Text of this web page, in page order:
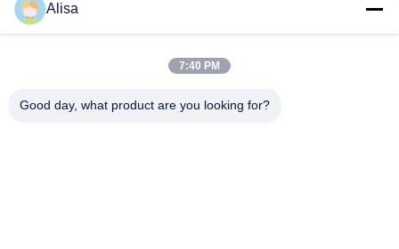
ঠিকানা
Alisa
7:40 PM
Good day, what product are you looking for?